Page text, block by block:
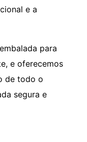
e a
para
e oferecemos
de todo o
segura e